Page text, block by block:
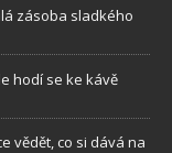
zásoba sladkého
hodí se ke kávě
vědět, co si dává na